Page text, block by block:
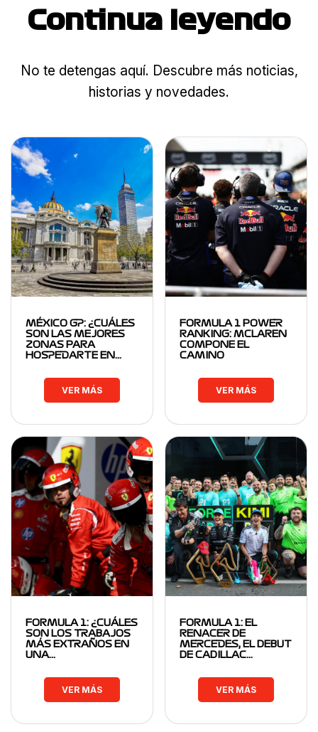
Continua leyendo
No te detengas aquí. Descubre más noticias,
historias y novedades.
MÉXICO GP: ¿CUÁLES
SON LAS MEJORES
ZONAS PARA
HOSPEDARTE EN…
VER MÁS
FORMULA 1 POWER
RANKING: MCLAREN
COMPONE EL
CAMINO
VER MÁS
FORMULA 1: ¿CUÁLES
SON LOS TRABAJOS
MÁS EXTRAÑOS EN
UNA…
VER MÁS
FORMULA 1: EL
RENACER DE
MERCEDES, EL DEBUT
DE CADILLAC…
VER MÁS